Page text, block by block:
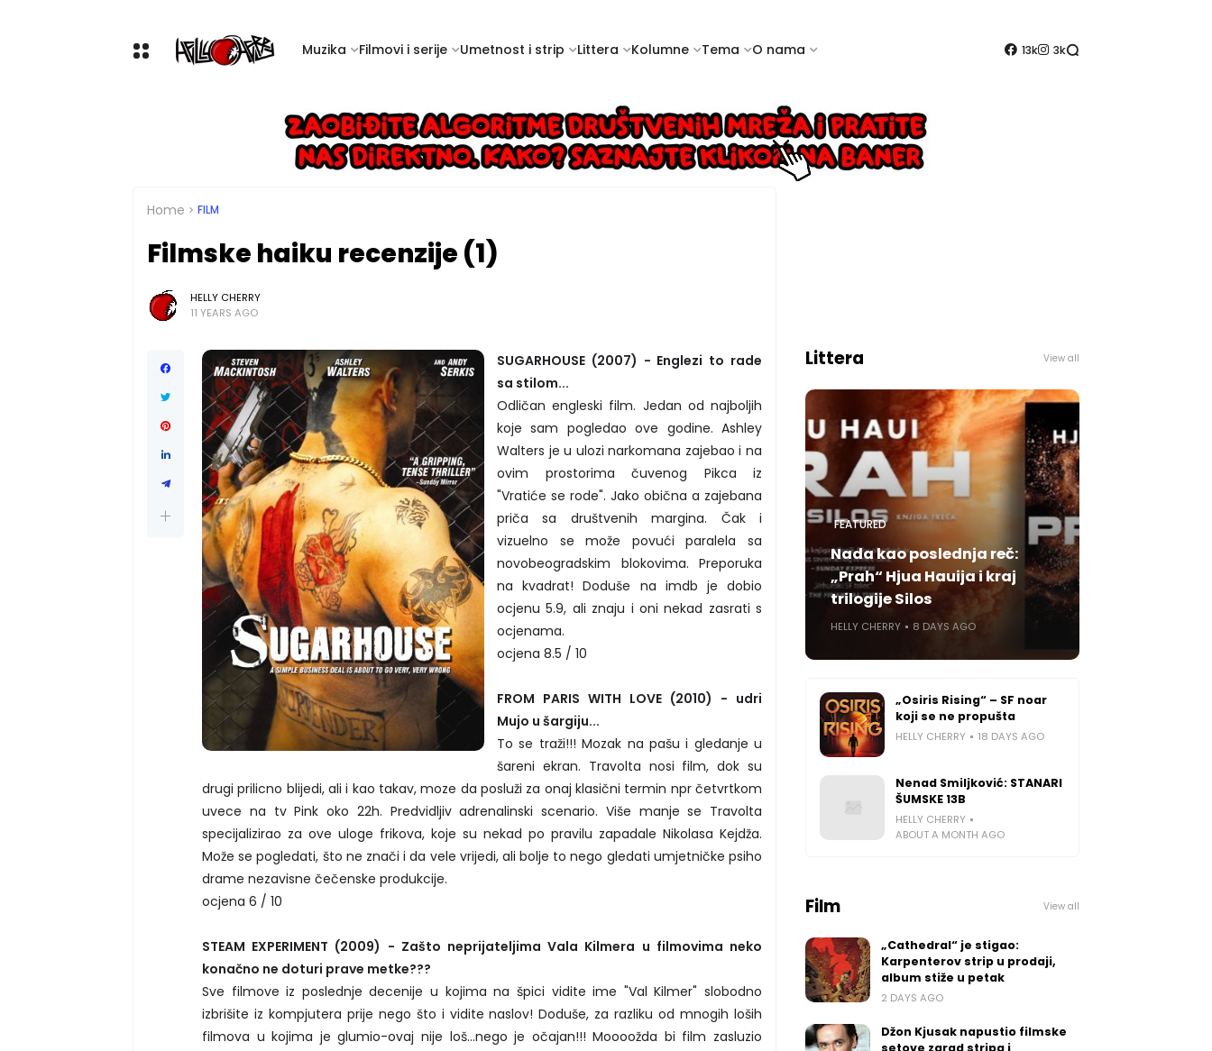
Muzika Filmovi i serije Umetnost i strip Littera Kolumne Tema O nama 13k 3k
Home FILM
Filmske haiku recenzije (1)
HELLY CHERRY
11 YEARS AGO
SUGARHOUSE (2007) - Englezi to rade
sa stilom...
Odličan engleski film. Jedan od najboljih
koje sam pogledao ove godine. Ashley
Walters je u ulozi narkomana zajebao i na
ovim prostorima čuvenog Pikca iz
"Vratiće se rode". Jako obična a zajebana
priča sa društvenih margina. Čak i
vizuelno se može povući paralela sa
novobeogradskim blokovima. Preporuka
na kvadrat! Doduše na imdb je dobio
ocjenu 5.9, ali znaju i oni nekad zasrati s
ocjenama.
ocjena 8.5 / 10
FROM PARIS WITH LOVE (2010) - udri
Mujo u šargiju...
To se traži!!! Mozak na pašu i gledanje u
šareni ekran. Travolta nosi film, dok su
drugi prilicno blijedi, ali i kao takav, moze da posluži za onaj klasični termin npr četvrtkom
uvece na tv Pink oko 22h. Predvidljiv adrenalinski scenario. Više manje se Travolta
specijalizirao za ove uloge frikova, koje su nekad po pravilu zapadale Nikolasa Kejdža.
Može se pogledati, što ne znači i da vele vrijedi, ali bolje to nego gledati umjetničke psiho
drame nezavisne čečenske produkcije.
ocjena 6 / 10
STEAM EXPERIMENT (2009) - Zašto neprijateljima Vala Kilmera u filmovima neko
konačno ne doturi prave metke???
Sve filmove iz poslednje decenije u kojima na špici vidite ime "Val Kilmer" slobodno
izbrišite iz kompjutera prije nego što i vidite naslov! Doduše, za razliku od mnogih loših
filmova u kojima je glumio-ovaj nije loš...nego je očajan!!! Moooožda bi film zasluzio
Littera View all
FEATURED
Nada kao poslednja reč:
„Prah“ Hjua Hauija i kraj
trilogije Silos
HELLY CHERRY 8 DAYS AGO
„Osiris Rising“ – SF noar
koji se ne propušta
HELLY CHERRY 18 DAYS AGO
Nenad Smiljković: STANARI
ŠUMSKE 13B
HELLY CHERRY
ABOUT A MONTH AGO
Film View all
„Cathedral“ je stigao:
Karpenterov strip u prodaji,
album stiže u petak
2 DAYS AGO
Džon Kjusak napustio filmske
setove zarad stripa i